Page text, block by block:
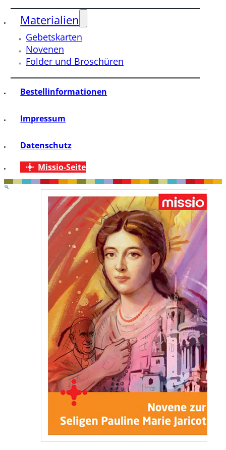
Materialien
Gebetskarten
Novenen
Folder und Broschüren
Bestellinformationen
Impressum
Datenschutz
Missio-Seite